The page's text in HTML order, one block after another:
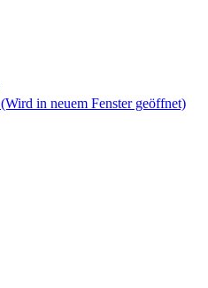
(Wird in neuem Fenster geöffnet)